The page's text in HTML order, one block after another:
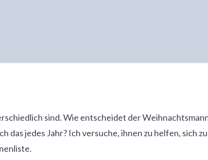
sind. Wie entscheidet der
das jedes Jahr? Ich versuche, ihnen zu helfen, sich